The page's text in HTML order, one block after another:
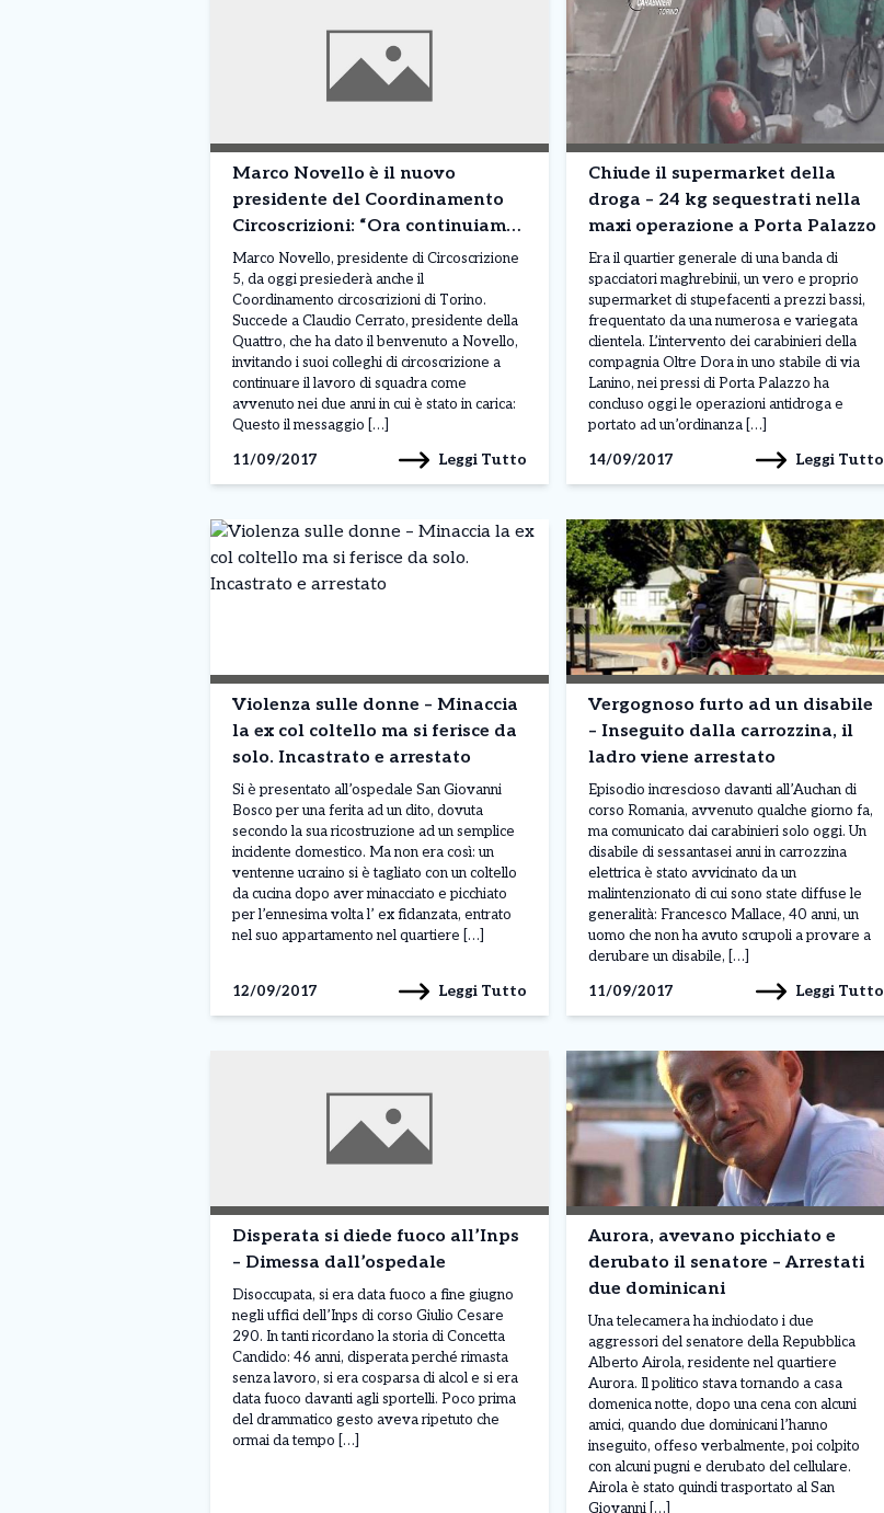
Marco Novello è il nuovo
presidente del Coordinamento
Circoscrizioni: “Ora continuiamo
a fare squadra”
Marco Novello, presidente di Circoscrizione
5, da oggi presiederà anche il
Coordinamento circoscrizioni di Torino.
Succede a Claudio Cerrato, presidente della
Quattro, che ha dato il benvenuto a Novello,
invitando i suoi colleghi di circoscrizione a
continuare il lavoro di squadra come
avvenuto nei due anni in cui è stato in carica:
Questo il messaggio […]
11/09/2017
Leggi Tutto
Chiude il supermarket della
droga – 24 kg sequestrati nella
maxi operazione a Porta Palazzo
Era il quartier generale di una banda di
spacciatori maghrebinii, un vero e proprio
supermarket di stupefacenti a prezzi bassi,
frequentato da una numerosa e variegata
clientela. L’intervento dei carabinieri della
compagnia Oltre Dora in uno stabile di via
Lanino, nei pressi di Porta Palazzo ha
concluso oggi le operazioni antidroga e
portato ad un’ordinanza […]
14/09/2017
Leggi Tutto
Violenza sulle donne – Minaccia
la ex col coltello ma si ferisce da
solo. Incastrato e arrestato
Si è presentato all’ospedale San Giovanni
Bosco per una ferita ad un dito, dovuta
secondo la sua ricostruzione ad un semplice
incidente domestico. Ma non era così: un
ventenne ucraino si è tagliato con un coltello
da cucina dopo aver minacciato e picchiato
per l’ennesima volta l’ ex fidanzata, entrato
nel suo appartamento nel quartiere […]
12/09/2017 Leggi Tutto
Vergognoso furto ad un disabile
– Inseguito dalla carrozzina, il
ladro viene arrestato
Episodio increscioso davanti all’Auchan di
corso Romania, avvenuto qualche giorno fa,
ma comunicato dai carabinieri solo oggi. Un
disabile di sessantasei anni in carrozzina
elettrica è stato avvicinato da un
malintenzionato di cui sono state diffuse le
generalità: Francesco Mallace, 40 anni, un
uomo che non ha avuto scrupoli a provare a
derubare un disabile, […]
11/09/2017
Leggi Tutto
Disperata si diede fuoco all’Inps
– Dimessa dall’ospedale
Disoccupata, si era data fuoco a fine giugno
negli uffici dell’Inps di corso Giulio Cesare
290. In tanti ricordano la storia di Concetta
Candido: 46 anni, disperata perché rimasta
senza lavoro, si era cosparsa di alcol e si era
data fuoco davanti agli sportelli. Poco prima
del drammatico gesto aveva ripetuto che
ormai da tempo […]
Aurora, avevano picchiato e
derubato il senatore – Arrestati
due dominicani
Una telecamera ha inchiodato i due
aggressori del senatore della Repubblica
Alberto Airola, residente nel quartiere
Aurora. Il politico stava tornando a casa
domenica notte, dopo una cena con alcuni
amici, quando due dominicani l’hanno
inseguito, offeso verbalmente, poi colpito
con alcuni pugni e derubato del cellulare.
Airola è stato quindi trasportato al San
Giovanni […]